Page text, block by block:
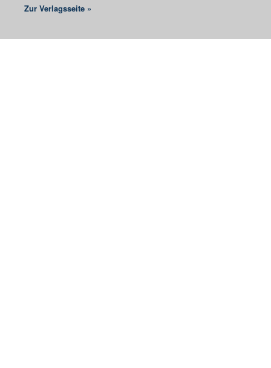
Zur Verlagsseite »